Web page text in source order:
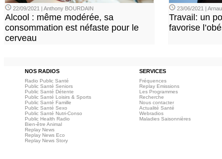
22/09/2021 | Anthony BOURDAIN
Alcool : même modérée, sa
consommation est néfaste pour le
cerveau
23/06/2021 |
Travail: un
favorise
NOS RADIOS SERVICES
Radio Public Santé
Public Santé Seniors
Public Santé Détente
Public Santé Loisirs & Sports
Public Santé Famille
Public Santé Sexo
Public Santé Nutri-Conso
Public Health Radio
Bien-être Animal
Replay News
Replay News Eco
Replay News Story
Fréquences
Replay Emissions
Les Programmes
Recherche
Nous contacter
Actualité Santé
Webradios
Maladies Saisonnières